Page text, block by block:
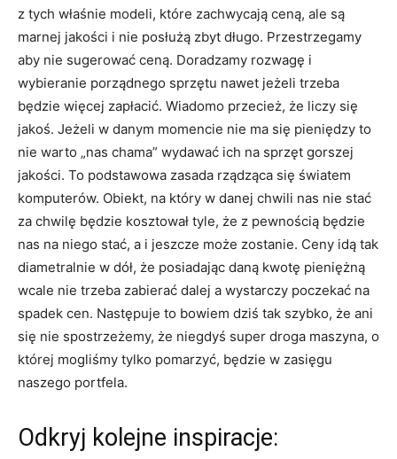
z tych właśnie modeli, które zachwycają ceną, ale są
marnej jakości i nie posłużą zbyt długo. Przestrzegamy
aby nie sugerować ceną. Doradzamy rozwagę i
wybieranie porządnego sprzętu nawet jeżeli trzeba
będzie więcej zapłacić. Wiadomo przecież, że liczy się
jakoś. Jeżeli w danym momencie nie ma się pieniędzy to
nie warto „nas chama” wydawać ich na sprzęt gorszej
jakości. To podstawowa zasada rządząca się światem
komputerów. Obiekt, na który w danej chwili nas nie stać
za chwilę będzie kosztował tyle, że z pewnością będzie
nas na niego stać, a i jeszcze może zostanie. Ceny idą tak
diametralnie w dół, że posiadając daną kwotę pieniężną
wcale nie trzeba zabierać dalej a wystarczy poczekać na
spadek cen. Następuje to bowiem dziś tak szybko, że ani
się nie spostrzeżemy, że niegdyś super droga maszyna, o
której mogliśmy tylko pomarzyć, będzie w zasięgu
naszego portfela.
Odkryj kolejne inspiracje: